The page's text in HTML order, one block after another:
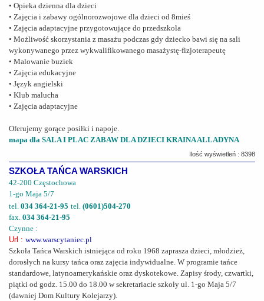
• Opieka dzienna dla dzieci
• Zajęcia i zabawy ogólnorozwojowe dla dzieci od 8mieś
• Zajęcia adaptacyjne przygotowujące do przedszkola
• Możliwość skorzystania z masażu podczas gdy dziecko bawi się na sali
wykonywanego przez wykwalifikowanego masażystę-fizjoterapeutę
• Malowanie buziek
• Zajęcia edukacyjne
• Język angielski
• Klub malucha
• Zajęcia adaptacyjne
Oferujemy gorące posiłki i napoje.
mapa dla SALA I PLAC ZABAW DLA DZIECI KRAINA ALLADYNA
Ilość wyświetleń : 8398
SZKOŁA TAŃCA WARSKICH
42-200 Częstochowa
1-go Maja 5/7
tel. 034 364-21-95 tel. (0601)504-270
fax. 034 364-21-95
Czynne :
Url : www.warscytaniec.pl
Szkoła Tańca Warskich istniejąca od roku 1968 zaprasza dzieci, młodzież,
dorosłych na kursy tańca oraz zajęcia indywidualne. W programie tańce
standardowe, latynoamerykańskie oraz dyskotekowe. Zapisy środy, czwartki,
piątki od godz. 15.00 do 18.00 w sekretariacie szkoły ul. 1-go Maja 5/7
(dawniej Dom Kultury Kolejarzy).